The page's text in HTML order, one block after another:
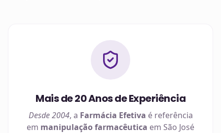
Mais de 20 Anos de Experiência
Desde 2004, a Farmácia Efetiva é referência
em manipulação farmacêutica em São José